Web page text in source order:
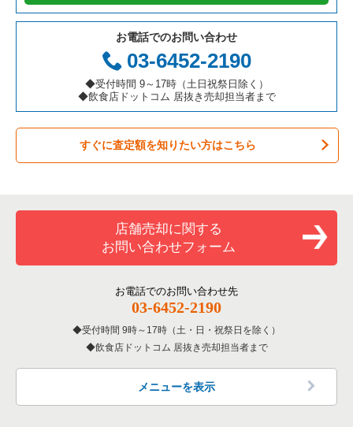
テイクアウトの居抜き売却物件の案件一覧
お弁当・惣菜・デリの居抜き売却物件の案件一覧
カラオケ・パブ・スナックの居抜き売却物件の案件一覧
バーの居抜き売却物件の案件一覧
居酒屋・ダイニングバーの居抜き売却物件の案件一覧
洋食の居抜き売却物件の案件一覧
その他の居抜き売却物件の案件一覧
岐阜県の飲食店の居抜き売却物件の案件一覧
三重県の飲食店の居抜き売却物件の案件一覧
港区の飲食店の居抜き売却物件の案件一覧
足立区の飲食店の居抜き売却物件の案件一覧
板橋区の飲食店の居抜き売却物件の案件一覧
台東区の飲食店の居抜き売却物件の案件一覧
練馬区の飲食店の居抜き売却物件の案件一覧
北区の飲食店の居抜き売却物件の案件一覧
江戸川区の飲食店の居抜き売却物件の案件一覧
墨田区の飲食店の居抜き売却物件の案件一覧
品川区の飲食店の居抜き売却物件の案件一覧
東京23区の鉄板焼き・お好み焼の居抜き売却物件の案件一覧
東京23区のアジア料理の居抜き売却物件の案件一覧
東京23区のカフェの居抜き売却物件の案件一覧
東京23区のテイクアウトの居抜き売却物件の案件一覧
東京23区のお弁当・惣菜・デリの居抜き売却物件の案件一覧
東京23区のバーの居抜き売却物件の案件一覧
東京23区の居酒屋・ダイニングバーの居抜き売却物件の案件一
東京23区の専門料理の居抜き売却物件の案件一覧
東京23区の和食の居抜き売却物件の案件一覧
東京23区の洋食の居抜き売却物件の案件一覧
板橋区のアジア料理の居抜き売却物件の案件一覧
板橋区のカフェの居抜き売却物件の案件一覧
板橋区のカラオケ・パブ・スナックの居抜き売却物件の案件一
板橋区のバーの居抜き売却物件の案件一覧
板橋区の居酒屋・ダイニングバーの居抜き売却物件の案件一覧
板橋区の洋食の居抜き売却物件の案件一覧
板橋区のその他の居抜き売却物件の案件一覧
お電話でのお問い合わせ
03-6452-2190
◆受付時間 9～17時（土日祝祭日除く）
◆飲食店ドットコム 居抜き売却担当者まで
すぐに査定額を知りたい方はこちら
店舗売却に関する
お問い合わせフォーム
お電話でのお問い合わせ先
03-6452-2190
受付時間 9時～17時（土・日・祝祭日を除く）
飲食店ドットコム 居抜き売却担当者まで
メニューを表示